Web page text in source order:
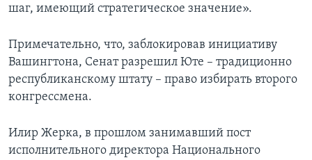
шаг, имеющий стратегическое значение».
Примечательно, что, заблокировав инициативу
Вашингтона, Сенат разрешил Юте – традиционно
республиканскому штату – право избирать второго
конгрессмена.
Илир Жерка, в прошлом занимавший пост
исполнительного директора Национального